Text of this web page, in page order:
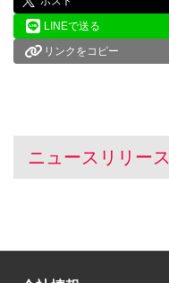
LINEで送る
リンクをコピー
ニュースリリース